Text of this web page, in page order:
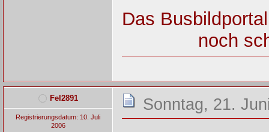
Das
noch
Fel2891
Registrierungsdatum: 10. Juli
2006
Sonntag, 21.